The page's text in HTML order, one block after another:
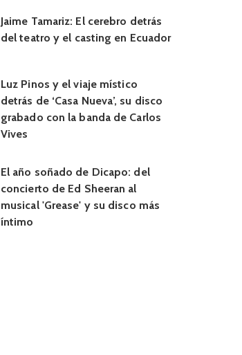
Jaime Tamariz: El cerebro detrás
del teatro y el casting en Ecuador
Luz Pinos y el viaje místico
detrás de ‘Casa Nueva’, su disco
grabado con la banda de Carlos
Vives
El año soñado de Dicapo: del
concierto de Ed Sheeran al
musical 'Grease' y su disco más
íntimo